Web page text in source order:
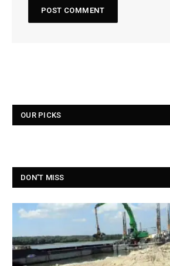
OUR PICKS
DON'T MISS